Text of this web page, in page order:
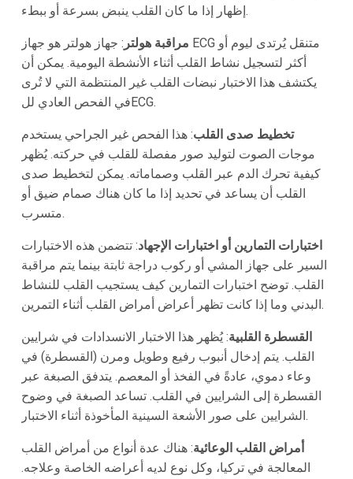
إظهار إذا ما كان القلب ينبض بسرعة أو ببطء.
مراقبة هولتر : جهاز هولتر هو جهاز ECG متنقل يُرتدى ليوم أو
أكثر لتسجيل نشاط القلب أثناء الأنشطة اليومية. يمكن أن
يكتشف هذا الاختبار نبضات القلب غير المنتظمة التي لا تُرى
في الفحص العادي للECG.
تخطيط صدى القلب: هذا الفحص غير الجراحي يستخدم
موجات الصوت لتوليد صور مفصلة للقلب في حركته. يُظهر
كيفية تحرك الدم عبر القلب وصماماته. يمكن لتخطيط صدى
القلب أن يساعد في تحديد إذا ما كان هناك صمام ضيق أو
متسرب.
اختبارات التمارين أو اختبارات الإجهاد: تتضمن هذه الاختبارات
السير على جهاز المشي أو ركوب دراجة ثابتة بينما يتم مراقبة
القلب. توضح اختبارات التمارين كيف يستجيب القلب للنشاط
البدني وما إذا كانت تظهر أعراض أمراض القلب أثناء التمرين.
القسطرة القلبية: يُظهر هذا الاختبار الانسدادات في شرايين
القلب. يتم إدخال أنبوب رفيع وطويل ومرن (القسطرة) في
وعاء دموي، عادةً في الفخذ أو المعصم. يتدفق الصبغة عبر
القسطرة إلى الشرايين في القلب. تساعد الصبغة في وضوح
الشرايين على صور الأشعة السينية المأخوذة أثناء الاختبار.
أمراض القلب الوعائية: هناك عدة أنواع من أمراض القلب
المعالجة في تركيا، وكل نوع لديه أعراضه الخاصة وعلاجه.